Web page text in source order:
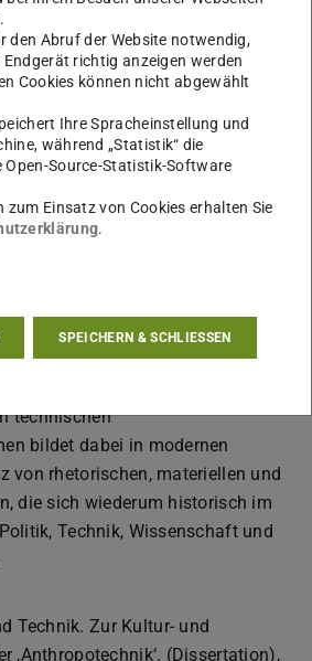
sozial- und
nachgegangen werden soll. Nur
Herangehensweise können
des „Faktors Mensch“
Ziel ist es, zu verstehen, wie
factors‘ für die
entstand und warum sie sich
Es soll im Projekt untersucht
den Slogan „Faktor Mensch“
Rationalisierung bzw.
und euphemistisch stilisiert
auch der Mensch durch
auf bestimmte
Das Bild vom Mensch als ,Mittel-
technischen
bildet dabei in modernen
von rhetorischen, materiellen und
die sich wiederum historisch im
Technik, Wissenschaft und
Technik. Zur Kultur- und
,Anthropotechnik‘. (Dissertation),
den Abruf der Website notwendig,
richtig anzeigen werden
Cookies können nicht abgewählt
Ihre Spracheinstellung und
während „Statistik“ die
Source-Statistik-Software
Einsatz von Cookies erhalten Sie
.
SPEICHERN & SCHLIESSEN